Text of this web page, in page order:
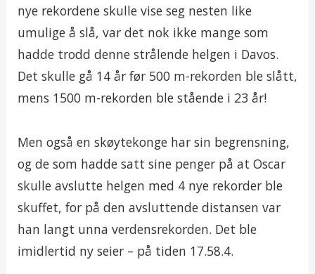
nye rekordene skulle vise seg nesten like
umulige å slå, var det nok ikke mange som
hadde trodd denne strålende helgen i Davos.
Det skulle gå 14 år før 500 m-rekorden ble slått,
mens 1500 m-rekorden ble stående i 23 år!
Men også en skøytekonge har sin begrensning,
og de som hadde satt sine penger på at Oscar
skulle avslutte helgen med 4 nye rekorder ble
skuffet, for på den avsluttende distansen var
han langt unna verdensrekorden. Det ble
imidlertid ny seier – på tiden 17.58.4.